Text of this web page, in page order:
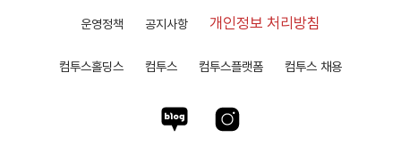
운영정책 공지사항 개인정보 처리방침
컴투스홀딩스 컴투스 컴투스플랫폼 컴투스 채용